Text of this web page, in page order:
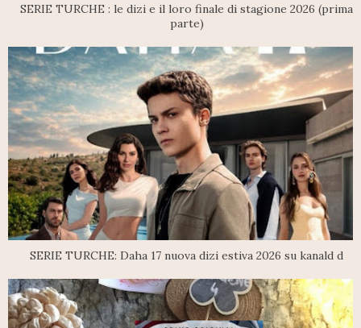
SERIE TURCHE : le dizi e il loro finale di stagione 2026 (prima
parte)
SERIE TURCHE: Daha 17 nuova dizi estiva 2026 su kanald d